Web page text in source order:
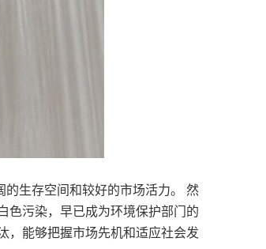
生存空间和较好的市场活力。 然
色污染，早已成为环境保护部门的
，能够把握市场先机和适应社会发